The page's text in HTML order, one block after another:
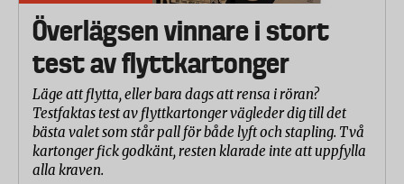
Överlägsen vinnare i stort
test av flyttkartonger
Läge att flytta, eller bara dags att rensa i röran?
Testfaktas test av flyttkartonger vägleder dig till det
bästa valet som står pall för både lyft och stapling. Två
kartonger fick godkänt, resten klarade inte att uppfylla
alla kraven.